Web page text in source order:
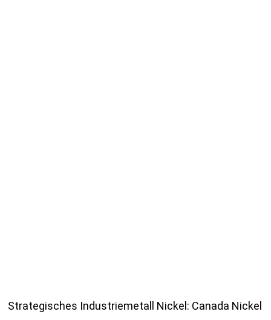
Strategisches Industriemetall Nickel: Canada Nickel